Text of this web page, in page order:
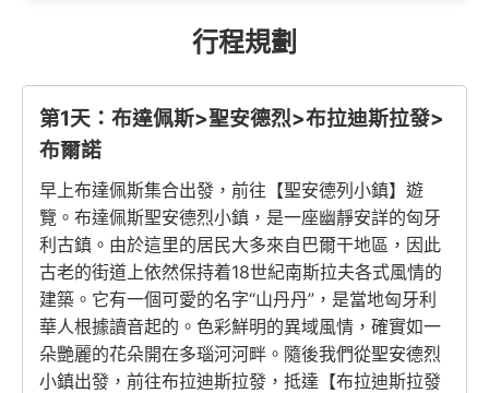
行程規劃
第1天：布達佩斯>聖安德烈>布拉迪斯拉發>
布爾諾
早上布達佩斯集合出發，前往【聖安德列小鎮】遊
覽。布達佩斯聖安德烈小鎮，是一座幽靜安詳的匈牙
利古鎮。由於這里的居民大多來自巴爾干地區，因此
古老的街道上依然保持着18世紀南斯拉夫各式風情的
建築。它有一個可愛的名字“山丹丹”，是當地匈牙利
華人根據讀音起的。色彩鮮明的異域風情，確實如一
朵艷麗的花朵開在多瑙河河畔。隨後我們從聖安德烈
小鎮出發，前往布拉迪斯拉發，抵達【布拉迪斯拉發